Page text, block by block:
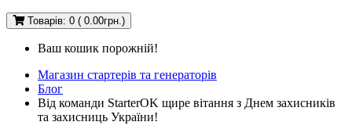
Товарів: 0 ( 0.00грн.)
Ваш кошик порожній!
Магазин стартерів та генераторів
Блог
Від команди StarterOK щире вітання з Днем захисників
та захисниць України!